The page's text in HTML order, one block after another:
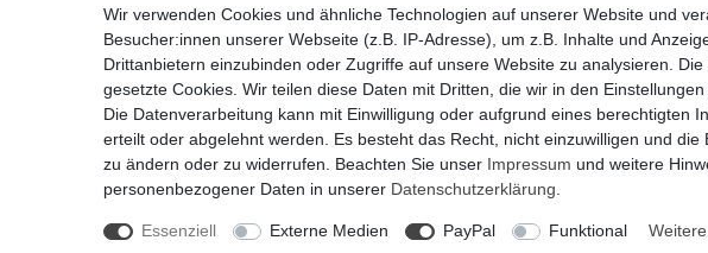
Zahlung und Versand
Wir versenden mit DHL
©
Wir verwenden Cookies und ähnliche Technologien auf unserer Website und
Besucher:innen unserer Webseite (z.B. IP-Adresse), um z.B. Inhalte und
Drittanbietern einzubinden oder Zugriffe auf unsere Website zu analysieren.
gesetzte Cookies. Wir teilen diese Daten mit Dritten, die wir in den Einstellungen
Die Datenverarbeitung kann mit Einwilligung oder aufgrund eines berechtigten
erteilt oder abgelehnt werden. Es besteht das Recht, nicht einzuwilligen und
zu ändern oder zu widerrufen. Beachten Sie unser Impressum und weitere
personenbezogener Daten in unserer Daten­schutz­erklärung
Essenziell Externe Medien PayPal Funktional